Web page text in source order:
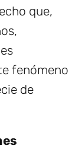
que,
fenómeno
de